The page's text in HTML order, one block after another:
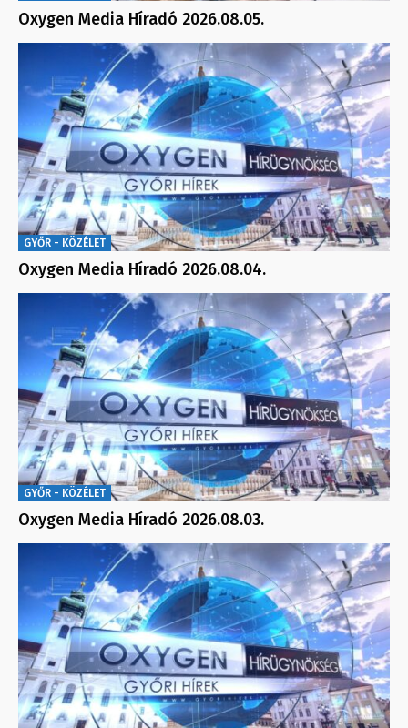
Oxygen Media Híradó 2026.08.05.
GYŐR - KÖZÉLET
Oxygen Media Híradó 2026.08.04.
GYŐR - KÖZÉLET
Oxygen Media Híradó 2026.08.03.